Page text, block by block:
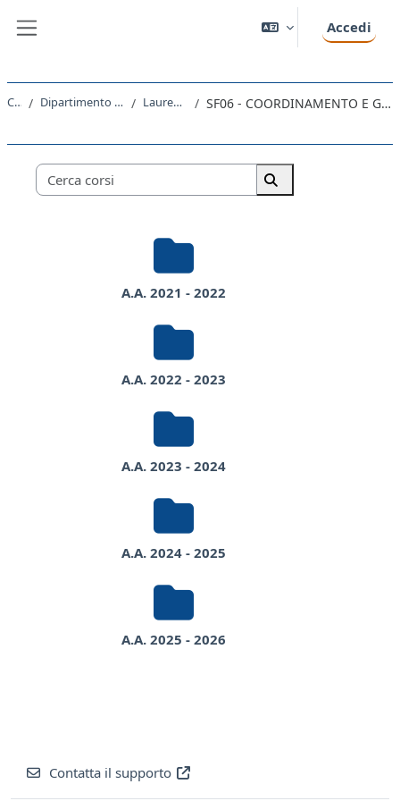
Accedi
Corsi Dipartimento di Studi Umanistici Laurea Magistrale SF06 - COORDINAMENTO E GESTIONE DEI SERVIZI EDUCATIVI
Categorie di corso
Cerca corsi
Cerca corsi
A.A. 2021 - 2022
A.A. 2022 - 2023
A.A. 2023 - 2024
A.A. 2024 - 2025
A.A. 2025 - 2026
Contatta il supporto